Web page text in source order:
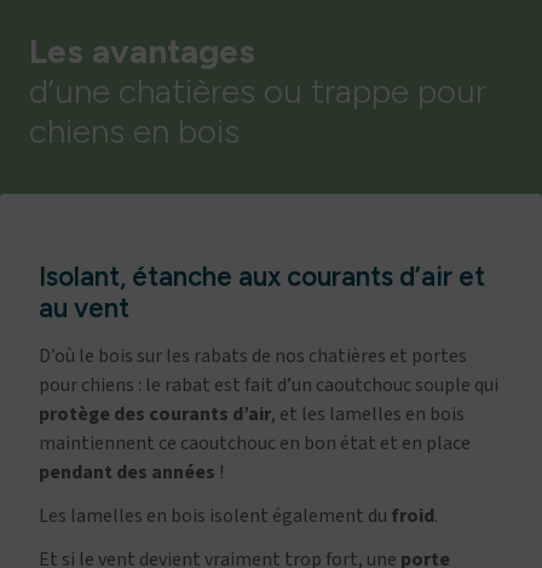
Les avantages
d’une chatières ou trappe pour
chiens en bois
Isolant, étanche aux courants d’air et
au vent
D’où le bois sur les rabats de nos chatières et portes
pour chiens : le rabat est fait d’un caoutchouc souple qui
protège des courants d’air, et les lamelles en bois
maintiennent ce caoutchouc en bon état et en place
pendant des années !
Les lamelles en bois isolent également du froid.
Et si le vent devient vraiment trop fort, une porte